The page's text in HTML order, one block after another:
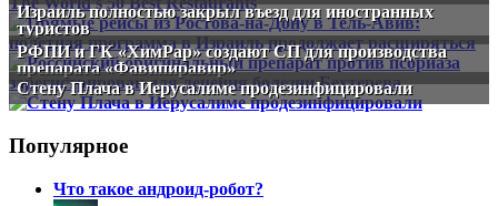
Израиль полностью закрыл въезд для иностранных
туристов
РФПИ и ГК «ХимРар» создают СП для производства
препарата «Фавипиравир»
Стену Плача в Иерусалиме продезинфицировали
Популярное
Что такое андроид-робот?